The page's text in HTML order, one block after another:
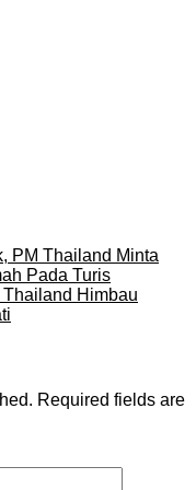
PM Thailand Minta
Pada Turis
Himbau
Required fields are